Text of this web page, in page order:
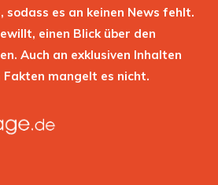
sodass es an keinen News fehlt.
einen Blick über den
Auch an exklusiven Inhalten
Fakten mangelt es nicht.